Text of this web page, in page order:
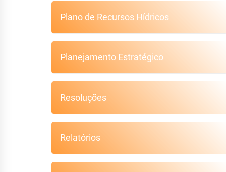
Plano de Recursos Hídricos
Planejamento Estratégico
Resoluções
Relatórios